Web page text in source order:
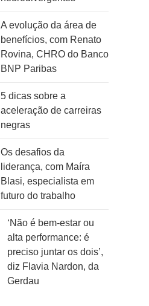
A evolução da área de
benefícios, com Renato
Rovina, CHRO do Banco
BNP Paribas
5 dicas sobre a
aceleração de carreiras
negras
Os desafios da
liderança, com Maíra
Blasi, especialista em
futuro do trabalho
‘Não é bem-estar ou
alta performance: é
preciso juntar os dois’,
diz Flavia Nardon, da
Gerdau